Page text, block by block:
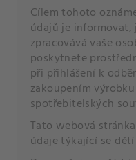
Cílem tohoto
údajů je informovat,
zpracovává vaše
poskytnete
při přihlášení k
zakoupením
spotřebitelských
Tato webová
údaje týkající se